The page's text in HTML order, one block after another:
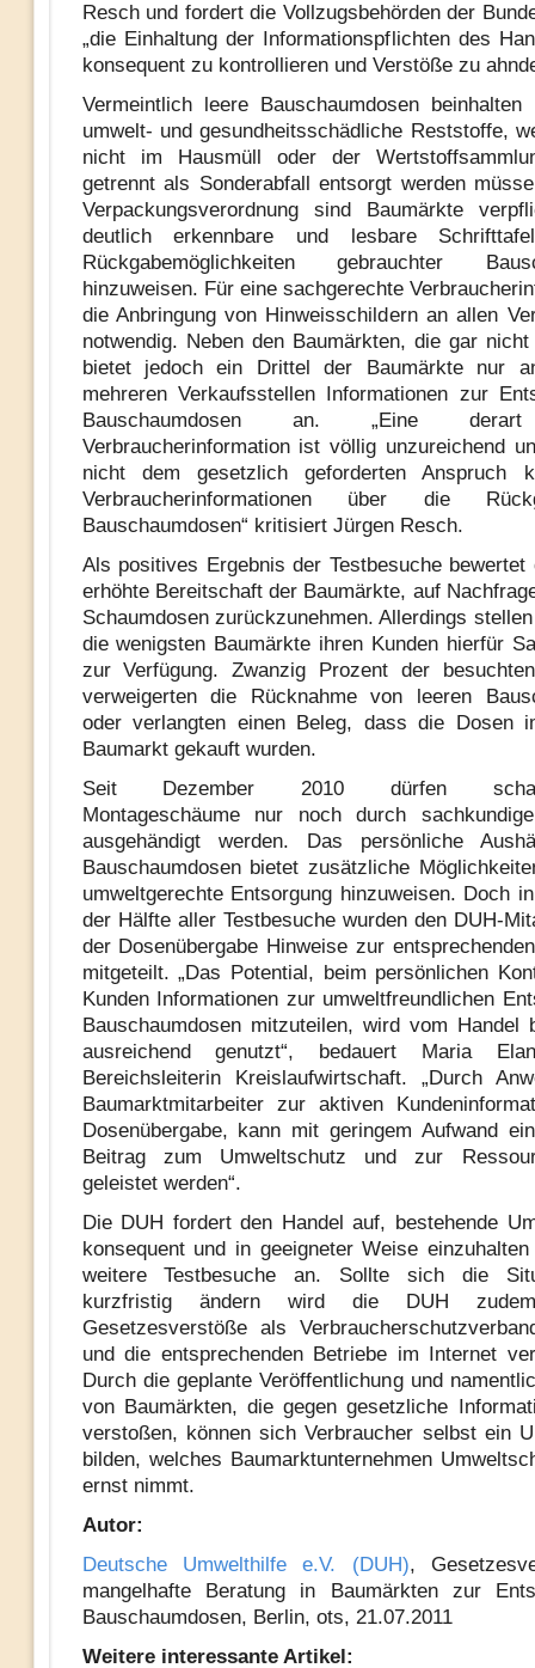
Resch und fordert die Vollzugsbehörden der
„die Einhaltung der Informationspflichten des
konsequent zu kontrollieren und Verstöße zu
Vermeintlich leere Bauschaumdosen beinhalten
umwelt- und gesundheitsschädliche Reststoffe,
nicht im Hausmüll oder der
getrennt als Sonderabfall entsorgt werden
Verpackungsverordnung sind Baumärkte
deutlich erkennbare und lesbare
Rückgabemöglichkeiten gebrauchter
hinzuweisen. Für eine sachgerechte
die Anbringung von Hinweisschildern an allen
notwendig. Neben den Baumärkten, die gar
bietet jedoch ein Drittel der Baumärkte nur
mehreren Verkaufsstellen Informationen zur
Bauschaumdosen an. „Eine
Verbraucherinformation ist völlig unzureichend
nicht dem gesetzlich geforderten Anspruch
Verbraucherinformationen über die
Bauschaumdosen“ kritisiert Jürgen Resch.
Als positives Ergebnis der Testbesuche bewertet
erhöhte Bereitschaft der Baumärkte, auf
Schaumdosen zurückzunehmen. Allerdings
die wenigsten Baumärkte ihren Kunden hierfür
zur Verfügung. Zwanzig Prozent der
verweigerten die Rücknahme von leeren
oder verlangten einen Beleg, dass die Dosen
Baumarkt gekauft wurden.
Seit Dezember 2010 dürfen
Montageschäume nur noch durch
ausgehändigt werden. Das persönliche
Bauschaumdosen bietet zusätzliche
umweltgerechte Entsorgung hinzuweisen. Doch
der Hälfte aller Testbesuche wurden den DUH-
der Dosenübergabe Hinweise zur
mitgeteilt. „Das Potential, beim persönlichen
Kunden Informationen zur umweltfreundlichen
Bauschaumdosen mitzuteilen, wird vom Handel
ausreichend genutzt“, bedauert Maria
Bereichsleiterin Kreislaufwirtschaft. „Durch
Baumarktmitarbeiter zur aktiven
Dosenübergabe, kann mit geringem Aufwand
Beitrag zum Umweltschutz und zur
geleistet werden“.
Die DUH fordert den Handel auf, bestehende
konsequent und in geeigneter Weise
weitere Testbesuche an. Sollte sich die
kurzfristig ändern wird die DUH
Gesetzesverstöße als
und die entsprechenden Betriebe im Internet
Durch die geplante Veröffentlichung und
von Baumärkten, die gegen gesetzliche
verstoßen, können sich Verbraucher selbst ein
bilden, welches Baumarktunternehmen
ernst nimmt.
Autor:
Deutsche Umwelthilfe e.V. (DUH),
mangelhafte Beratung in Baumärkten zur
Bauschaumdosen, Berlin, ots, 21.07.2011
Weitere interessante Artikel: